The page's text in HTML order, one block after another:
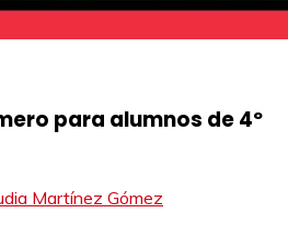
para alumnos de 4º
Martínez Gómez